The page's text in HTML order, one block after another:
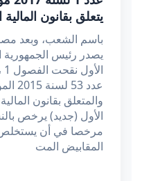
يتعلق بقانون المالية
باسم الشعب، وبعد
يصدر رئيس الجمهورية
مرخصا في أن يستخلص
المقابيض المت